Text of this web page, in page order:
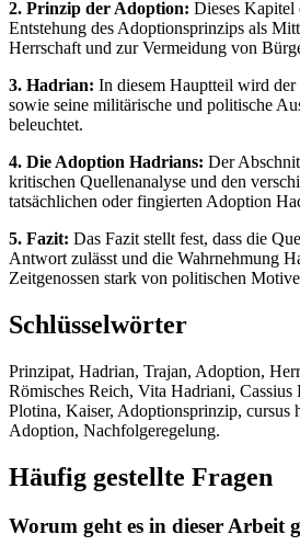
2. Prinzip der Adoption: Dieses Kapitel
Entstehung des Adoptionsprinzips als
Herrschaft und zur Vermeidung von
3. Hadrian: In diesem Hauptteil wird der
sowie seine militärische und politische
beleuchtet.
4. Die Adoption Hadrians: Der
kritischen Quellenanalyse und den
tatsächlichen oder fingierten Adoption
5. Fazit: Das Fazit stellt fest, dass die
Antwort zulässt und die Wahrnehmung
Zeitgenossen stark von politischen
Schlüsselwörter
Prinzipat, Hadrian, Trajan, Adoption,
Römisches Reich, Vita Hadriani,
Plotina, Kaiser, Adoptionsprinzip, cursus
Adoption, Nachfolgeregelung.
Häufig gestellte Fragen
Worum geht es in dieser Arbeit